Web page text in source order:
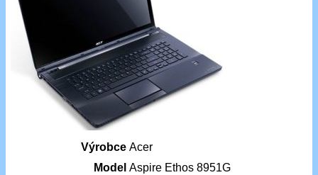
Výrobce Acer
Model Aspire Ethos 8951G